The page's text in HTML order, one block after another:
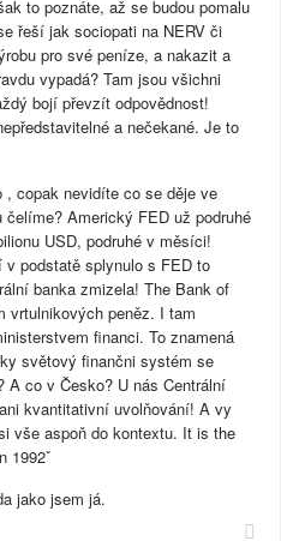
to poznáte, až se budou pomalu
řeší jak sociopati na NERV či
pro své peníze, a nakazit a
vypadá? Tam jsou všichni
bojí převzít odpovědnost!
a nečekané. Je to
, copak nevidíte co se děje ve
Americký FED už podruhé
USD, podruhé v měsíci!
podstatě splynulo s FED to
banka zmizela! The Bank of
vrtulnikových peněz. I tam
financi. To znamená
světový finančni systém se
co v Česko? U nás Centrální
kvantitativní uvolňování! A vy
vše aspoň do kontextu. It is the
1992ˇ
jako jsem já.